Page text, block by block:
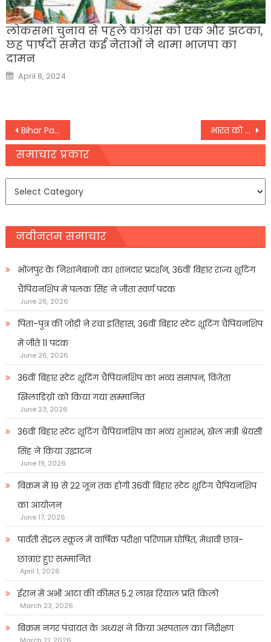
लोकसभा चुनाव से पहले कांग्रेस को एक और झटका,
छह पार्षदों समेत कई नेताओं ने थामा भाजपा का
दामन
Posted
on
April 8, 2024
Post
navigation
Bihar Panchayat Election: जारी है मतों की गिनती, अबतक इन उम्मीदवारों ने चखा जीत का स्वाद भारत को 4-5 और एसबीआई आकार के बैंकों की जरूरत: वित्त मंत्री
समाचार प्रकार
नवीनतम समाचार
भोजपुर के निशानेबाजों का शानदार प्रदर्शन, 36वीं बिहार राज्य शूटिंग
चैंपियनशिप में पलक सिंह ने जीता स्वर्ण पदक
June 26, 2026
पिता-पुत्र की जोड़ी ने रचा इतिहास, 36वीं बिहार स्टेट शूटिंग चैंपियनशिप
में जीते 11 पदक
June 26, 2026
36वीं बिहार स्टेट शूटिंग चैंपियनशिप का भव्य समापन, विजेता
खिलाडिय़ों को किया गया सम्मानित
June 23, 2026
36वीं बिहार स्टेट शूटिंग चैंपियनशिप का भव्य शुभारंभ, खेल मंत्री श्रेयसी
सिंह ने किया उद्घाटन
June 19, 2026
बिक्रम में 19 से 22 जून तक होगी 36वीं बिहार स्टेट शूटिंग चैंपियनशिप
का आयोजन
June 17, 2026
पार्वती सेंट्रल स्कूल में वार्षिक परीक्षा परिणाम घोषित, मेधावी छात्र-
छात्राएं हुए सम्मानित
April 1, 2026
ईरान में अभी आटा की कीमत 5.2 लाख रियाल प्रति किलो
March 23, 2026
बिक्रम नगर पंचायत के अध्यक्ष ने किया अस्पताल का निरीक्षण